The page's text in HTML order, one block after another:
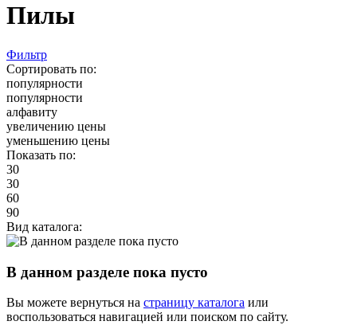
Пилы
Фильтр
Сортировать по:
популярности
популярности
алфавиту
увеличению цены
уменьшению цены
Показать по:
30
30
60
90
Вид каталога:
В данном разделе пока пусто
Вы можете вернуться на страницу каталога или
воспользоваться навигацией или поиском по сайту.